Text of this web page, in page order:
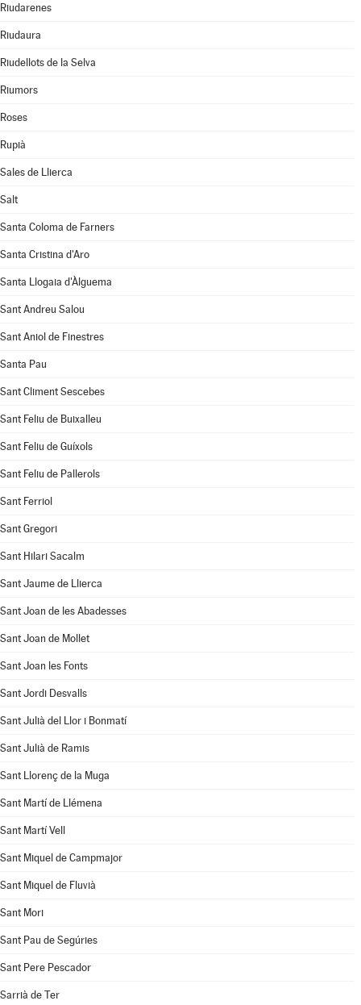
Riudarenes
Riudaura
Riudellots de la Selva
Riumors
Roses
Rupià
Sales de Llierca
Salt
Santa Coloma de Farners
Santa Cristina d'Aro
Santa Llogaia d'Àlguema
Sant Andreu Salou
Sant Aniol de Finestres
Santa Pau
Sant Climent Sescebes
Sant Feliu de Buixalleu
Sant Feliu de Guíxols
Sant Feliu de Pallerols
Sant Ferriol
Sant Gregori
Sant Hilari Sacalm
Sant Jaume de Llierca
Sant Joan de les Abadesses
Sant Joan de Mollet
Sant Joan les Fonts
Sant Jordi Desvalls
Sant Julià del Llor i Bonmatí
Sant Julià de Ramis
Sant Llorenç de la Muga
Sant Martí de Llémena
Sant Martí Vell
Sant Miquel de Campmajor
Sant Miquel de Fluvià
Sant Mori
Sant Pau de Segúries
Sant Pere Pescador
Sarrià de Ter